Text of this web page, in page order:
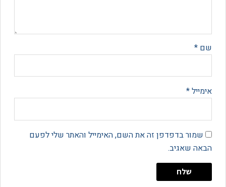
בדפדפן זה את השם, האימייל והאתר שלי לפעם
שאגיב.